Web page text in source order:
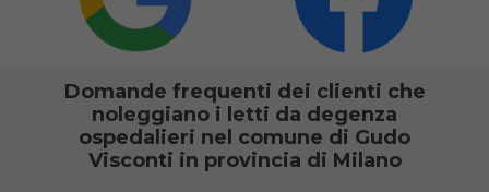
Noleggio letto da degenza
ortopedico elettrico in legno,
Domande frequenti dei clienti che
noleggiano i letti da degenza
ospedalieri nel comune di Gudo
Visconti in provincia di Milano